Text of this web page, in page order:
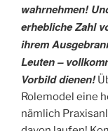
wahrnehmen!
erhebliche Zahl
ihrem
Leuten –
Vorbild dienen!
Rolemodel eine
nämlich